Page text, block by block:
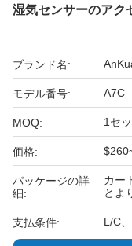
湿気センサーのアク
ブランド名:
モデル番号: A7C
MOQ: 1セ
価格:
パッケージの詳
細:
カー
とよ
支払条件: L/C